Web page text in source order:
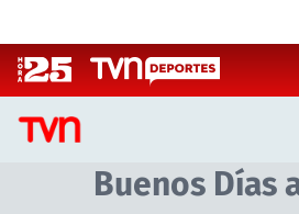
CASTING MASTERCHEF CHILE
Buenos Días